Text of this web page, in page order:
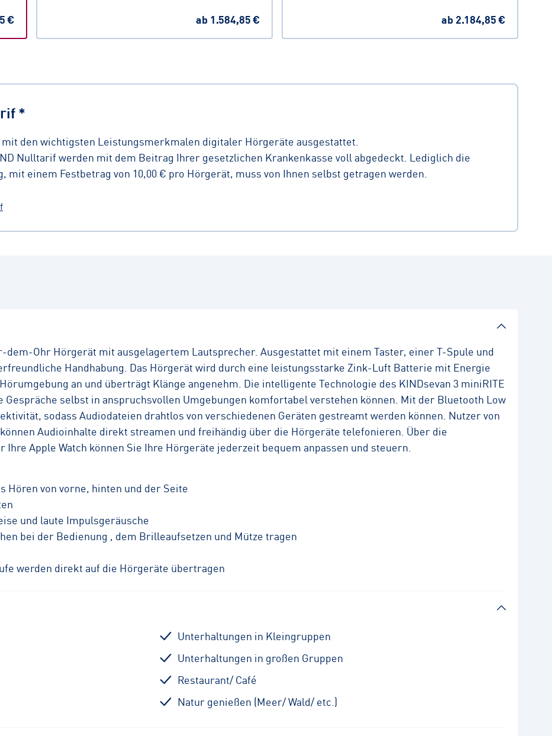
€ ab1.584,85 € ab2.184,85 €
*
den wichtigsten Leistungsmerkmalen digitaler Hörgeräte ausgestattet.
Nulltarif werden mit dem Beitrag Ihrer gesetzlichen Krankenkasse voll abgedeckt. Lediglich die
mit einem Festbetrag von 10,00 € pro Hörgerät, muss von Ihnen selbst getragen werden.
dem-Ohr Hörgerät mit ausgelagertem Lautsprecher. Ausgestattet mit einem Taster, einer T-Spule und
Handhabung. Das Hörgerät wird durch eine leistungsstarke Zink-Luft Batterie mit Energie
an und überträgt Klänge angenehm. Die intelligente Technologie des KINDsevan 3 miniRITE
Gespräche selbst in anspruchsvollen Umgebungen komfortabel verstehen können. Mit der Bluetooth Low
sodass Audiodateien drahtlos von verschiedenen Geräten gestreamt werden können. Nutzer von
Audioinhalte direkt streamen und freihändig über die Hörgeräte telefonieren. Über die
Apple Watch können Sie Ihre Hörgeräte jederzeit bequem anpassen und steuern.
von vorne, hinten und der Seite
und laute Impulsgeräusche
bei der Bedienung , dem Brilleaufsetzen und Mütze tragen
werden direkt auf die Hörgeräte übertragen
Unterhaltungen in Kleingruppen
Unterhaltungen in großen Gruppen
Restaurant/ Café
Natur genießen (Meer/ Wald/ etc.)